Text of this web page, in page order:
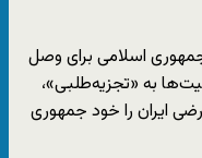
جمهوری اسلامی برای وصل
به «تجزیه‌طلبی»،
ایران را خود جمهوری